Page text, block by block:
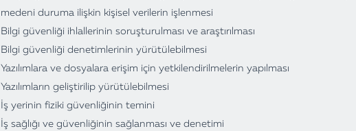
medeni duruma ilişkin kişisel verilerin işlenmesi
Bilgi güvenliği ihlallerinin soruşturulması ve araştırılması
Bilgi güvenliği denetimlerinin yürütülebilmesi
Yazılımlara ve dosyalara erişim için yetkilendirilmelerin yapılması
Yazılımların geliştirilip yürütülebilmesi
İş yerinin fiziki güvenliğinin temini
İş sağlığı ve güvenliğinin sağlanması ve denetimi